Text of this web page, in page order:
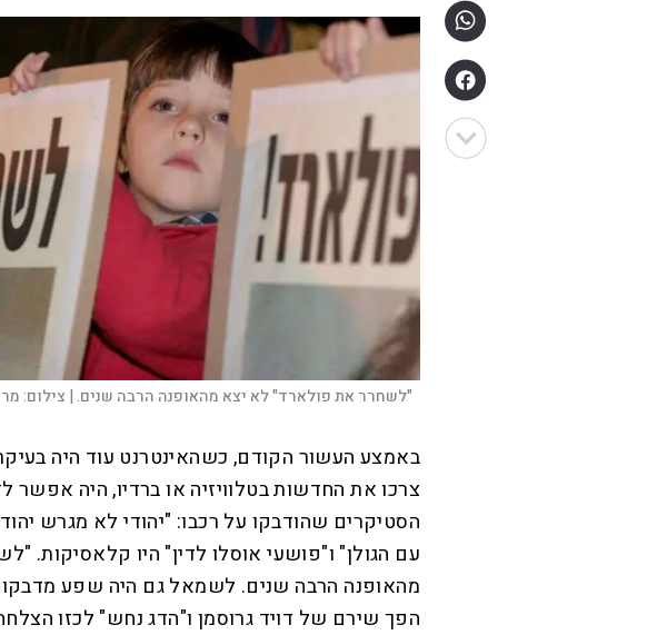
"לשחרר את פולארד" לא יצא מהאופנה הרבה שנים. | צילום:
באמצע העשור הקודם, כשהאינטרנט עוד היה
צרכו את החדשות בטלוויזיה או ברדיו, היה אפשר
הסטיקרים שהודבקו על רכבו: "יהודי לא מגרש
עם הגולן" ו"פושעי אוסלו לדין" היו קלאסיקות.
מהאופנה הרבה שנים. לשמאל גם היה שפע
הפך שירם של דויד גרוסמן ו"הדג נחש" לכזו